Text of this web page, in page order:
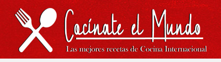
Saltar
contenido
secondary
Saltar
lateral
Saltar
página